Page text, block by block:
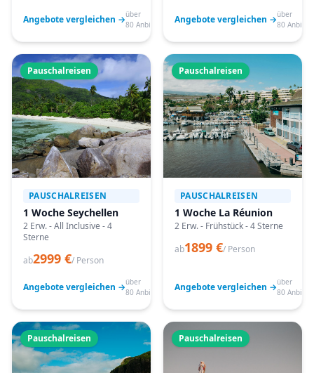
Angebote vergleichen →über
80 Anbieter
Angebote vergleichen →über
80
Pauschalreisen
PAUSCHALREISEN
1 Woche Seychellen
2 Erw. - All Inclusive - 4
Sterne
ab2999 €/ Person
Angebote vergleichen →über
80 Anbieter
Pauschalreisen
PAUSCHALREISEN
1 Woche La Réunion
2 Erw. - Frühstück - 4 Sterne
ab1899 €/ Person
Angebote vergleichen →über
80
Pauschalreisen Pauschalreisen